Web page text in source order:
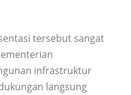
tersebut sangat
infrastruktur
langsung